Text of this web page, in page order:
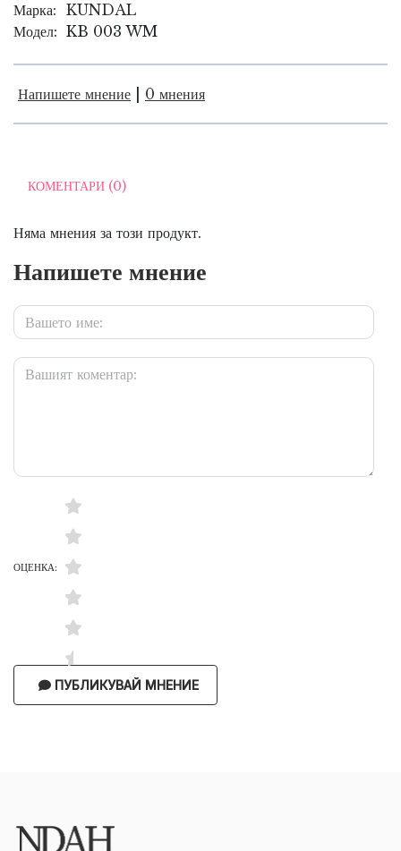
Марка: KUNDAL
Модел: KB 003 WM
Напишете мнение 0 мнения
КОМЕНТАРИ (0)
Няма мнения за този продукт.
Напишете мнение
ОЦЕНКА:
ПУБЛИКУВАЙ МНЕНИЕ